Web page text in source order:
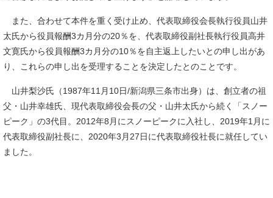
また、合わせて本件を重く受け止め、代表取締役会長執行役員山井
太氏から役員報酬3カ月分の20％を、代表取締役副社長執行役員高井
文寛氏から役員報酬3カ月分の10％を自主返上したいとの申し出があ
り、これらの申し出を受理することを決定したとのことです。
山井梨沙氏（1987年11月10日/新潟県三条市出身）は、創立者の祖
父・山井幸雄氏、現代表取締役会長の父・山井太氏から続く「スノー
ピーク」の3代目。2012年8月にスノーピークに入社し、2019年1月に
代表取締役副社長に、2020年3月27日に代表取締役社長に就任してい
ました。